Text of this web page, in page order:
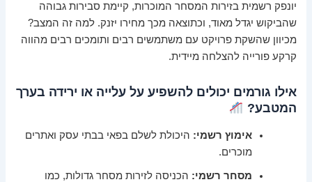
יונפק רשמית בזירות המסחר המוכרות, קיימת סבירות גבוהה
שהביקוש יגדל מאוד, וכתוצאה מכך מחירו יזנק. למה זה המצב?
מכיוון שהשקת פרויקט עם משתמשים רבים ותומכים רבים מהווה
קרקע פורייה להצלחה מיידית.
אילו גורמים יכולים להשפיע על עלייה או ירידה בערך
המטבע?
אימוץ רשמי: היכולת לשלם בפאי בבתי עסק ואתרים
מוכרים.
מסחר רשמי: הכניסה לזירות מסחר גדולות, כמו